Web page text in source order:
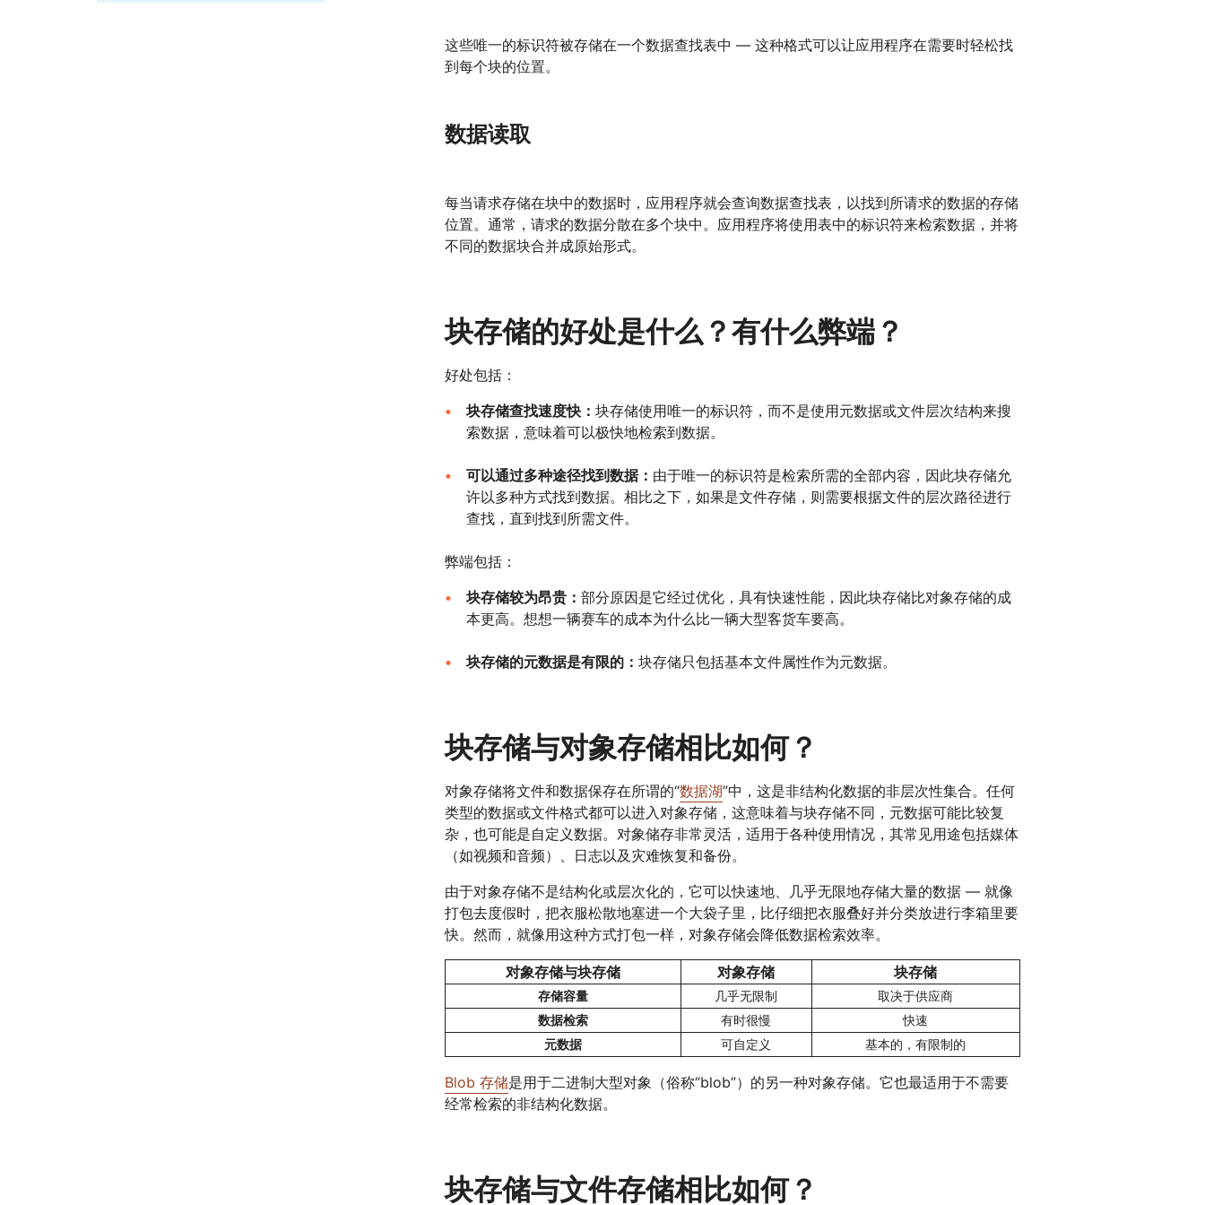
这些唯一的标识符被存储在一个数据查找表中 — 这种格式可以让应用程序在需要时轻松找
到每个块的位置。
数据读取
每当请求存储在块中的数据时，应用程序就会查询数据查找表，以找到所请求的数据的存储
位置。通常，请求的数据分散在多个块中。应用程序将使用表中的标识符来检索数据，并将
不同的数据块合并成原始形式。
块存储的好处是什么？有什么弊端？
好处包括：
块存储查找速度快： 块存储使用唯一的标识符，而不是使用元数据或文件层次结构来搜
索数据，意味着可以极快地检索到数据。
可以通过多种途径找到数据： 由于唯一的标识符是检索所需的全部内容，因此块存储允
许以多种方式找到数据。相比之下，如果是文件存储，则需要根据文件的层次路径进行
查找，直到找到所需文件。
弊端包括：
块存储较为昂贵： 部分原因是它经过优化，具有快速性能，因此块存储比对象存储的成
本更高。想想一辆赛车的成本为什么比一辆大型客货车要高。
块存储的元数据是有限的： 块存储只包括基本文件属性作为元数据。
块存储与对象存储相比如何？
对象存储将文件和数据保存在所谓的“数据湖”中，这是非结构化数据的非层次性集合。任何
类型的数据或文件格式都可以进入对象存储，这意味着与块存储不同，元数据可能比较复
杂，也可能是自定义数据。对象储存非常灵活，适用于各种使用情况，其常见用途包括媒体
（如视频和音频）、日志以及灾难恢复和备份。
由于对象存储不是结构化或层次化的，它可以快速地、几乎无限地存储大量的数据 — 就像
打包去度假时，把衣服松散地塞进一个大袋子里，比仔细把衣服叠好并分类放进行李箱里要
快。然而，就像用这种方式打包一样，对象存储会降低数据检索效率。
对象存储与块存储 对象存储 块存储
存储容量 几乎无限制
取决于供应商
数据检索
有时很慢
快速
元数据
可自定义 基本的，有限制的
Blob 存储是用于二进制大型对象（俗称“blob”）的另一种对象存储。它也最适用于不需要
经常检索的非结构化数据。
块存储与文件存储相比如何？